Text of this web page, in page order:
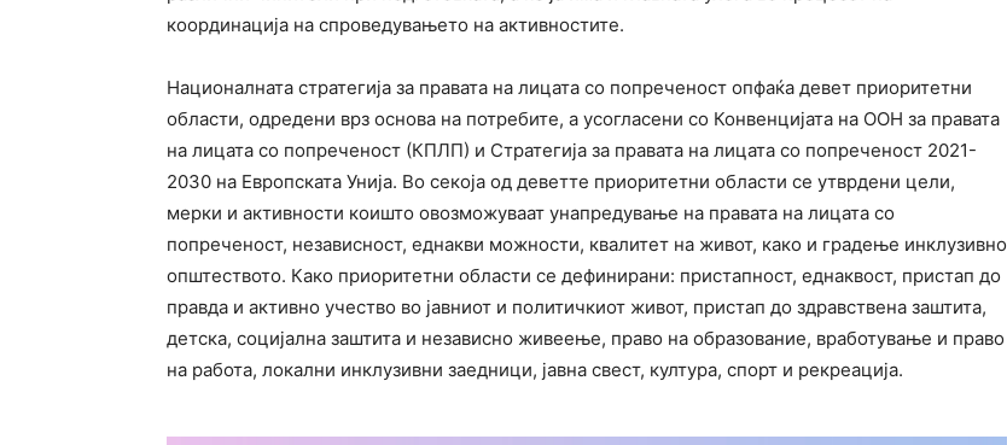
координација на спроведувањето на активностите.
Националната стратегија за правата на лицата со попреченост опфаќа девет приоритетни
области, одредени врз основа на потребите, а усогласени со Конвенцијата на ООН за правата
на лицата со попреченост (КПЛП) и Стратегија за правата на лицата со попреченост 2021-
2030 на Европската Унија. Во секоја од деветте приоритетни области се утврдени цели,
мерки и активности коишто овозможуваат унапредување на правата на лицата со
попреченост, независност, еднакви можности, квалитет на живот, како и градење инклузивно
општеството. Како приоритетни области се дефинирани: пристапност, еднаквост, пристап до
правда и активно учество во јавниот и политичкиот живот, пристап до здравствена заштита,
детска, социјална заштита и независно живеење, право на образование, вработување и право
на работа, локални инклузивни заедници, јавна свест, култура, спорт и рекреација.